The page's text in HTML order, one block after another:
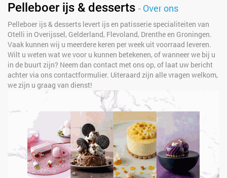
Pelleboer ijs & desserts - Over ons
Pelleboer ijs & desserts levert ijs en patisserie specialiteiten van
Otelli in Overijssel, Gelderland, Flevoland, Drenthe en Groningen.
Vaak kunnen wij u meerdere keren per week uit voorraad leveren.
Wilt u weten wat we voor u kunnen betekenen, of wanneer we bij u
in de buurt zijn? Neem dan contact met ons op, of laat uw bericht
achter via ons contactformulier. Uiteraard zijn alle vragen welkom,
we zijn u graag van dienst!